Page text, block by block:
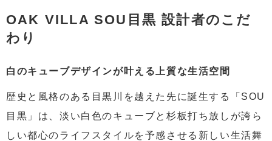
OAK VILLA SOU目黒 設計者のこだ
わり
白のキューブデザインが叶える上質な生活空間
歴史と風格のある目黒川を越えた先に誕生する「SOU
目黒」は、淡い白色のキューブと杉板打ち放しが誇ら
しい都心のライフスタイルを予感させる新しい生活舞